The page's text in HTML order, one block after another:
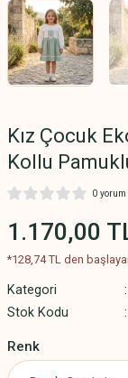
Kız Çocuk
Kollu
0 yorum
1.170,00
*128,74 TL den
Kategori
Stok Kodu
Renk